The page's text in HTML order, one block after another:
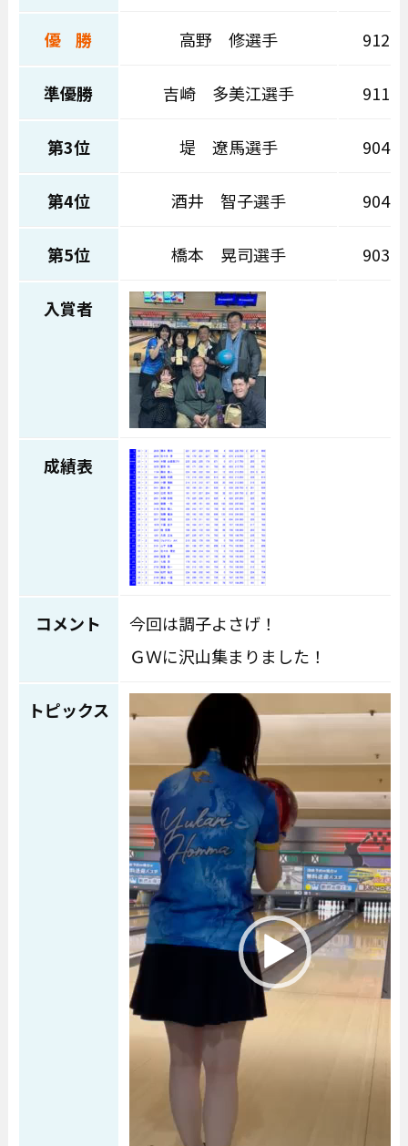
優 勝 高野 修選手 912Ｐ
準優勝 吉崎 多美江選手 911Ｐ
第3位 堤 遼馬選手 904Ｐ
第4位 酒井 智子選手 904Ｐ
第5位 橋本 晃司選手 903Ｐ
入賞者
成績表
コメント
今回は調子よさげ！
ＧＷに沢山集まりました！
トピックス 動画プレーヤー